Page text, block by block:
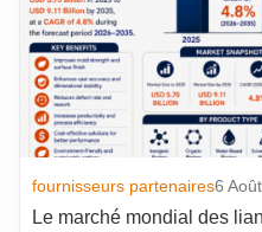
fournisseurs partenaires6
Le marché mondial des